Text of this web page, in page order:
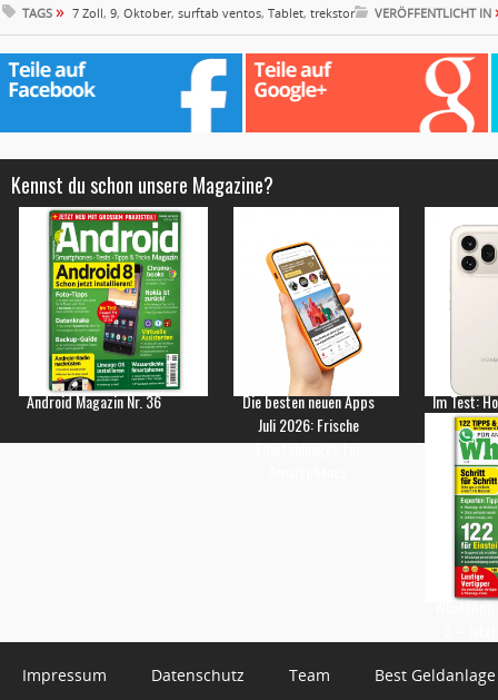
TAGS » 7 Zoll, 9, Oktober, surftab ventos, Tablet, trekstor VERÖFFENTLICHT IN
Kennst du schon unsere Magazine?
Android Magazin Nr. 36
Die besten neuen Apps
Juli 2026: Frische
Empfehlungen für
Im Test:
Impressum Datenschutz Team Best Geldanlage